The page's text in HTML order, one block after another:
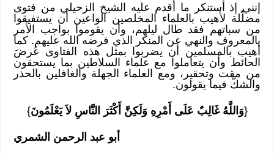
إنني إذ أستنكر ما أقدم عليه الشيخ الزحيلي من فتوى
مضلّلة لأهيب بالعلماء المخلصين الواعين أن يستفيقوا
من سباتهم فقد طال ليلهم، وأن يقوموا بواجب الأمر
بالمعروف والنهي عن المنكر الذي فرضه الله عليهم. كما
أهيب بالمسلمين أن يضربوا بمثل هذه الفتاوى عُرضَ
الحائط وأن يتعاملوا مع علماء السلاطين بما يستحقون
من مقت وتحقير، ومع العلماء الجهلة والغافلين بالحذر
والشكّ فيما يقولون.
{وَاللَّهُ غَالِبٌ عَلَى أَمْرِهِ وَلَكِنَّ أَكْثَرَ النَّاسِ لاَ يَعْلَمُونَ}
أبو عبد الرحمن الشمري